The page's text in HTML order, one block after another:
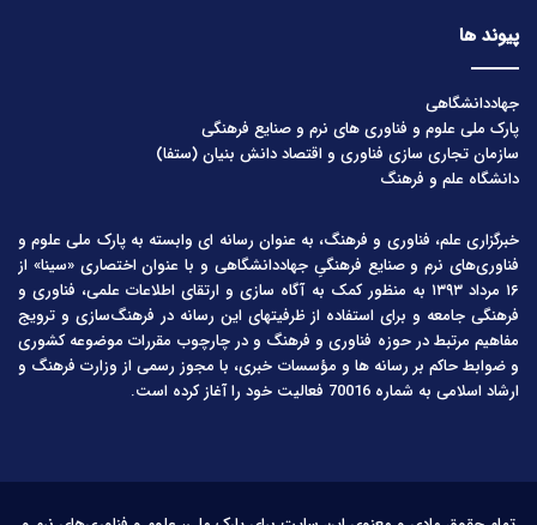
پیوند ها
جهاددانشگاهی
پارک ملی علوم و فناوری های نرم و صنایع فرهنگی
سازمان تجاری سازی فناوری و اقتصاد دانش بنیان (ستفا)
دانشگاه علم و فرهنگ
خبرگزاری علم، فناوری و فرهنگ، به عنوان رسانه ای وابسته به پارک ملی علوم و
فناوری‌های نرم و صنایع فرهنگیِ جهاددانشگاهی و با عنوان اختصاری «سینا» از
۱۶ مرداد ۱۳۹۳ به منظور کمک به آگاه سازی و ارتقای اطلاعات علمی، فناوری و
فرهنگی جامعه و برای استفاده از ظرفیتهای این رسانه در فرهنگ‌سازی و ترویج
مفاهیم مرتبط در حوزه فناوری و فرهنگ و در چارچوب مقررات موضوعه کشوری
و ضوابط حاکم بر رسانه ها و مؤسسات خبری، با مجوز رسمی از وزارت فرهنگ و
ارشاد اسلامی به شماره 70016 فعالیت خود را آغاز کرده است.